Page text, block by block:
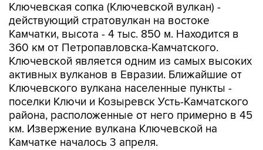
Ключевская сопка (Ключевской вулкан) -
действующий стратовулкан на востоке
Камчатки, высота - 4 тыс. 850 м. Находится в
360 км от Петропавловска-Камчатского.
Ключевской является одним из самых высоких
активных вулканов в Евразии. Ближайшие от
Ключевского вулкана населенные пункты -
поселки Ключи и Козыревск Усть-Камчатского
района, расположенные от него примерно в 45
км. Извержение вулкана Ключевской на
Камчатке началось 3 апреля.